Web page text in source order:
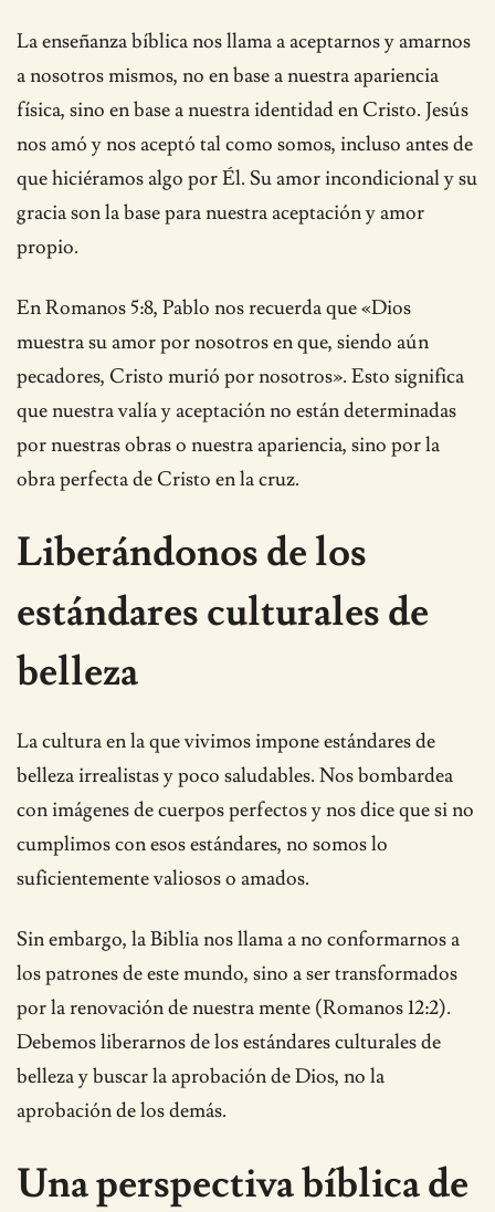
La enseñanza bíblica nos llama a aceptarnos y amarnos
a nosotros mismos, no en base a nuestra apariencia
física, sino en base a nuestra identidad en Cristo. Jesús
nos amó y nos aceptó tal como somos, incluso antes de
que hiciéramos algo por Él. Su amor incondicional y su
gracia son la base para nuestra aceptación y amor
propio.
En Romanos 5:8, Pablo nos recuerda que «Dios
muestra su amor por nosotros en que, siendo aún
pecadores, Cristo murió por nosotros». Esto significa
que nuestra valía y aceptación no están determinadas
por nuestras obras o nuestra apariencia, sino por la
obra perfecta de Cristo en la cruz.
Liberándonos de los
estándares culturales de
belleza
La cultura en la que vivimos impone estándares de
belleza irrealistas y poco saludables. Nos bombardea
con imágenes de cuerpos perfectos y nos dice que si no
cumplimos con esos estándares, no somos lo
suficientemente valiosos o amados.
Sin embargo, la Biblia nos llama a no conformarnos a
los patrones de este mundo, sino a ser transformados
por la renovación de nuestra mente (Romanos 12:2).
Debemos liberarnos de los estándares culturales de
belleza y buscar la aprobación de Dios, no la
aprobación de los demás.
Una perspectiva bíblica de